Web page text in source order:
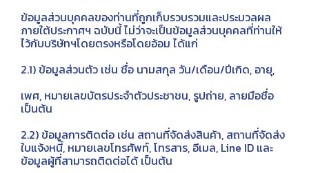
ข้อมูลส่วนบุคคลของท่านที่ถูกเก็บรวบรวมและประมวลผล
ภายใต้ประกาศฯ ฉบับนี้ ไม่ว่าจะเป็นข้อมูลส่วนบุคคลที่ท่านให้
ไว้กับบริษัทฯโดยตรงหรือโดยอ้อม ได้แก่
2.1) ข้อมูลส่วนตัว เช่น ชื่อ นามสกุล วัน/เดือน/ปีเกิด, อายุ,
เพศ, หมายเลขบัตรประจำตัวประชาชน, รูปถ่าย, ลายมือชื่อ
เป็นต้น
2.2) ข้อมูลการติดต่อ เช่น สถานที่จัดส่งสินค้า, สถานที่จัดส่ง
ใบแจ้งหนี้, หมายเลขโทรศัพท์, โทรสาร, อีเมล, Line ID และ
ข้อมูลผู้ที่สามารถติดต่อได้ เป็นต้น